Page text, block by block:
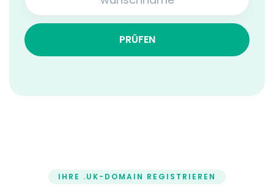
PRÜFEN
IHRE .UK-DOMAIN REGISTRIEREN